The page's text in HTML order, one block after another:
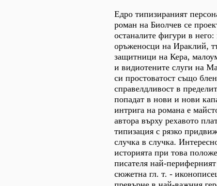
Едро типизираният
роман на Биолчев се
останалите фигури в него:
оръженосци на Ираклий,
защитници на Кера,
и видиотените слуги на
си простоватост също
справелдливост в
попадат в нови и нови
интрига на романа е
автора върху рехавото
типизация с рязко
случка в случка.
историята при това
писателя най-
сюжетна гл. т. -